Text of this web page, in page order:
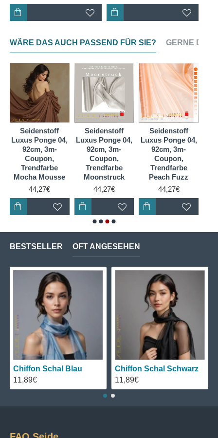
WÄRE DAS AUCH PASSEND FÜR SIE? GERNE
Seidenstoff
Luxus Ponge 04,
92cm, 3m-
Coupon,
Trendfarbe
Mocha Mousse
44,27€
Seidenstoff
Luxus Ponge 04,
92cm, 3m-
Coupon,
Trendfarbe
Moonstruck
44,27€
Seidenstoff
Luxus Ponge 04,
92cm, 3m-
Coupon,
Trendfarbe
Peach Fuzz
44,27€
BESTSELLER OFT ANGESEHEN
Chiffon Schal Grün
11,89€
Chiffon Schal Rot
11,89€